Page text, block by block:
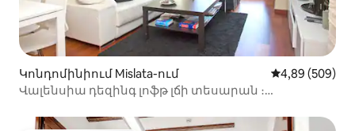
Կոնդոմինիում Mislata-ում Միջին
4,89 (509)
Վալենսիա դեզինգ լոֆթ լճի տեսարան ։